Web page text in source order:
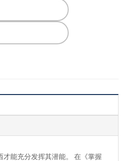
才能充分发挥其潜能。 在《掌握